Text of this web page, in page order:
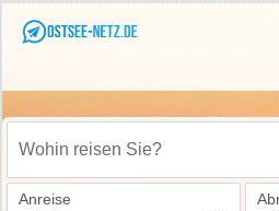
Wohin reisen Sie?
Anreise